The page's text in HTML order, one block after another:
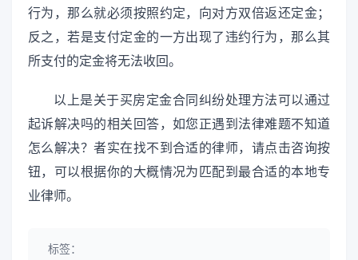
行为，那么就必须按照约定，向对方双倍返还定金；
反之，若是支付定金的一方出现了违约行为，那么其
所支付的定金将无法收回。
以上是关于买房定金合同纠纷处理方法可以通过
起诉解决吗的相关回答，如您正遇到法律难题不知道
怎么解决？者实在找不到合适的律师，请点击咨询按
钮，可以根据你的大概情况为匹配到最合适的本地专
业律师。
标签：